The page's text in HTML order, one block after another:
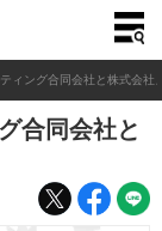
ィング合同会社と株式会社
合同会社と